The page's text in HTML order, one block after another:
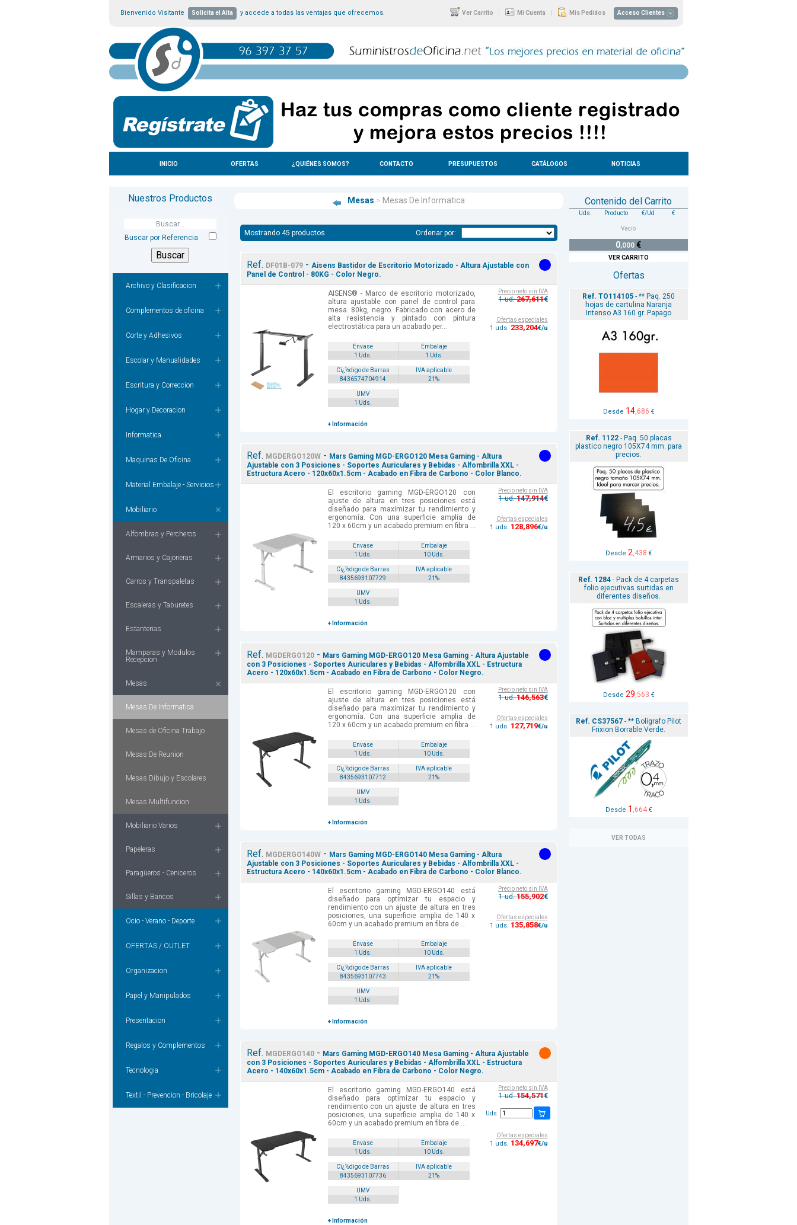
Bienvenido Visitante Solicita el Alta y accede a todas las ventajas que ofrecemos. Ver Carrito | Mi Cuenta | Mis Pedidos Acceso Clientes
INICIO OFERTAS ¿QUIÉNES SOMOS? CONTACTO PRESUPUESTOS CATÁLOGOS NOTICIAS
Nuestros Productos
Buscar por Referencia
Archivo y Clasificacion
Complementos de oficina
Corte y Adhesivos
Escolar y Manualidades
Escritura y Correccion
Hogar y Decoracion
Informatica
Maquinas De Oficina
Material Embalaje - Servicios
Mobiliario
Alfombras y Percheros
Armarios y Cajoneras
Carros y Transpaletas
Escaleras y Taburetes
Estanterias
Mamparas y Modulos
Recepcion
Mesas
Mesas De Informatica
Mesas de Oficina Trabajo
Mesas De Reunion
Mesas Dibujo y Escolares
Mesas Multifuncion
Mobiliario Varios
Papeleras
Paragüeros - Ceniceros
Sillas y Bancos
Ocio - Verano - Deporte
OFERTAS / OUTLET
Organizacion
Papel y Manipulados
Presentacion
Regalos y Complementos
Tecnologia
Textil - Prevencion - Bricolaje
Mesas > Mesas De Informatica
Mostrando 45 productos Ordenar por:
Ref. DF01B-079- Aisens Bastidor de Escritorio Motorizado - Altura Ajustable con
Panel de Control - 80KG - Color Negro.
AISENS® - Marco de escritorio motorizado,
altura ajustable con panel de control para
mesa. 80kg, negro. Fabricado con acero de
alta resistencia y pintado con pintura
electrostática para un acabado per...
Envase
Embalaje
1 Uds.
1 Uds.
Cï¿½digo de Barras
IVA aplicable
8436574704914
21%
UMV
1 Uds.
+ Información
Precio neto sin IVA
1 ud.267,611€
Ofertas especiales
1 uds. 233,204€/u
Ref. MGDERGO120W- Mars Gaming MGD-ERGO120 Mesa Gaming - Altura
Ajustable con 3 Posiciones - Soportes Auriculares y Bebidas - Alfombrilla XXL -
Estructura Acero - 120x60x1.5cm - Acabado en Fibra de Carbono - Color Blanco.
El escritorio gaming MGD-ERGO120 con
ajuste de altura en tres posiciones está
diseñado para maximizar tu rendimiento y
ergonomía. Con una superficie amplia de
120 x 60cm y un acabado premium en fibra ...
Envase
Embalaje
1 Uds.
10 Uds.
Cï¿½digo de Barras
IVA aplicable
8435693107729
21%
UMV
1 Uds.
+ Información
Precio neto sin IVA
1 ud.147,914€
Ofertas especiales
1 uds. 128,896€/u
Ref. MGDERGO120- Mars Gaming MGD-ERGO120 Mesa Gaming - Altura Ajustable
con 3 Posiciones - Soportes Auriculares y Bebidas - Alfombrilla XXL - Estructura
Acero - 120x60x1.5cm - Acabado en Fibra de Carbono - Color Negro.
El escritorio gaming MGD-ERGO120 con
ajuste de altura en tres posiciones está
diseñado para maximizar tu rendimiento y
ergonomía. Con una superficie amplia de
120 x 60cm y un acabado premium en fibra ...
Envase
Embalaje
1 Uds.
10 Uds.
Cï¿½digo de Barras
IVA aplicable
8435693107712
21%
UMV
1 Uds.
+ Información
Precio neto sin IVA
1 ud.146,563€
Ofertas especiales
1 uds. 127,719€/u
Ref. MGDERGO140W- Mars Gaming MGD-ERGO140 Mesa Gaming - Altura
Ajustable con 3 Posiciones - Soportes Auriculares y Bebidas - Alfombrilla XXL -
Estructura Acero - 140x60x1.5cm - Acabado en Fibra de Carbono - Color Blanco.
El escritorio gaming MGD-ERGO140 está
diseñado para optimizar tu espacio y
rendimiento con un ajuste de altura en tres
posiciones, una superficie amplia de 140 x
60cm y un acabado premium en fibra de ...
Envase
Embalaje
1 Uds.
10 Uds.
Cï¿½digo de Barras
IVA aplicable
8435693107743
21%
UMV
1 Uds.
+ Información
Precio neto sin IVA
1 ud.155,902€
Ofertas especiales
1 uds. 135,858€/u
Ref. MGDERGO140- Mars Gaming MGD-ERGO140 Mesa Gaming - Altura Ajustable
con 3 Posiciones - Soportes Auriculares y Bebidas - Alfombrilla XXL - Estructura
Acero - 140x60x1.5cm - Acabado en Fibra de Carbono - Color Negro.
El escritorio gaming MGD-ERGO140 está
diseñado para optimizar tu espacio y
rendimiento con un ajuste de altura en tres
posiciones, una superficie amplia de 140 x
60cm y un acabado premium en fibra de ...
Envase
Embalaje
1 Uds.
10 Uds.
Cï¿½digo de Barras
IVA aplicable
8435693107736
21%
UMV
1 Uds.
+ Información
Precio neto sin IVA
1 ud.154,571€
Uds.
Ofertas especiales
1 uds. 134,697€/u
Contenido del Carrito
Uds. Producto €/Ud €
Vacío
0,000 €
VER CARRITO
Ofertas
Ref. TO114105 - ** Paq. 250
hojas de cartulina Naranja
Intenso A3 160 gr. Papago
Desde 14,686 €
Ref. 1122- Paq. 50 placas
plastico negro 105X74 mm. para
precios.
Desde 2,438 €
Ref. 1284 - Pack de 4 carpetas
folio ejecutivas surtidas en
diferentes diseños.
Desde 29,563 €
Ref. CS37567 - ** Boligrafo Pilot
Frixion Borrable Verde.
Desde 1 ,664€
VER TODAS